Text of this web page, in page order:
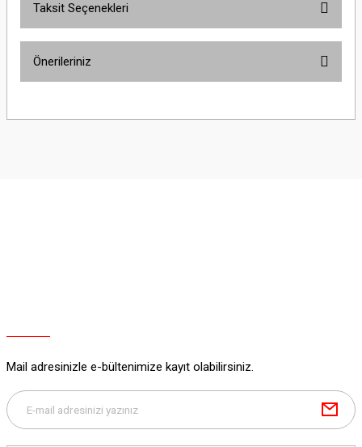
Taksit Seçenekleri
Önerileriniz
yetersiz gördüğünüz noktaları öneri formunu kullanarak tarafımıza
Mail adresinizle e-bültenimize kayıt olabilirsiniz.